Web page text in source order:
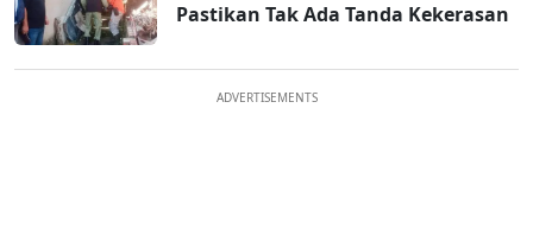
Pastikan Tak Ada Tanda Kekerasan
ADVERTISEMENTS